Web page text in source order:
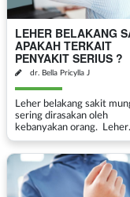
LEHER BELAKANG
APAKAH TERKAIT
PENYAKIT SERIUS ?
dr. Bella Pricylla J
Leher belakang sakit
sering dirasakan oleh
kebanyakan orang. Leher
belakang sakit tentunya
nyaman pada
Kebanyakan penderita
belum banyak...